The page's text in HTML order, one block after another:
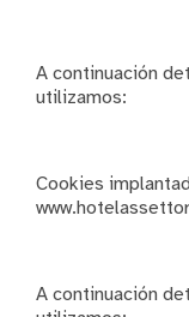
A continuación
utilizamos:
Cookies
A continuación